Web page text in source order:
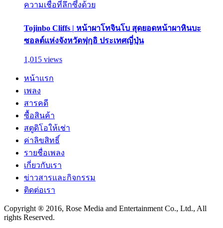
ความเชื่อที่ลึกซึ้งด้วย
Tojinbo Cliffs | หน้าผาโทจินโบ สุดยอดหน้าผาหินบะ
ซอลต์แห่งจังหวัดฟุกุอิ ประเทศญี่ปุ่น
1,015 views
หน้าแรก
เพลง
สารคดี
ซื้อสินค้า
สตูดิโอให้เช่า
ค่าลิขสิทธิ์
รายชื่อเพลง
เกี่ยวกับเรา
ข่าวสารและกิจกรรม
ติดต่อเรา
Copyright ® 2016, Rose Media and Entertainment Co., Ltd., All
rights Reserved.